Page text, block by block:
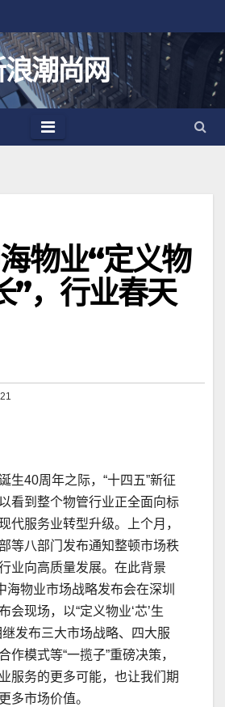
潮尚网
物业“定义物
”，行业春天
生40周年之际，“十四五”新征
看到整个物管行业正全面向标
代服务业转型升级。上个月，
等八部门发布通知整顿市场秩
业向高质量发展。在此背景
海物业市场战略发布会在深圳
会现场，以“定义物业‘芯’生
发布三大市场战略、四大服
作模式等“一揽子”重磅决策，
服务的更多可能，也让我们期
多市场价值。